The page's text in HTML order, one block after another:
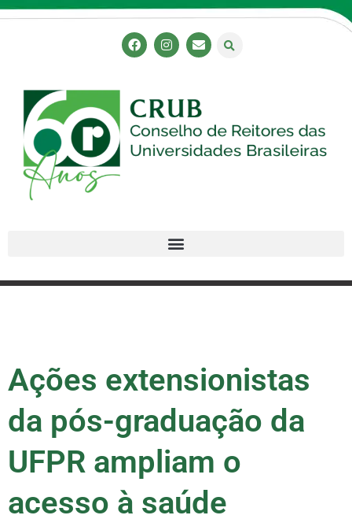
Ações extensionistas
da pós-graduação da
UFPR ampliam o
acesso à saúde